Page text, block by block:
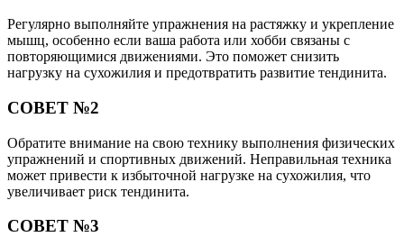
Регулярно выполняйте упражнения на растяжку и укрепление
мышц, особенно если ваша работа или хобби связаны с
повторяющимися движениями. Это поможет снизить
нагрузку на сухожилия и предотвратить развитие тендинита.
СОВЕТ №2
Обратите внимание на свою технику выполнения физических
упражнений и спортивных движений. Неправильная техника
может привести к избыточной нагрузке на сухожилия, что
увеличивает риск тендинита.
СОВЕТ №3